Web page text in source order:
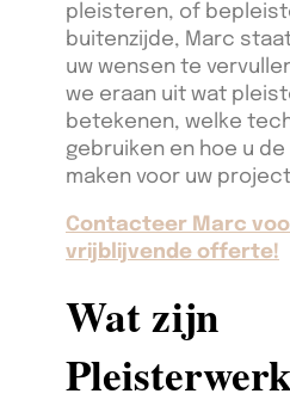
pleisteren, of
buitenzijde, Marc
uw wensen te
we eraan uit wat
betekenen, welke
gebruiken en hoe u
maken voor uw
Contacteer Marc
vrijblijvende offerte!
Wat zijn